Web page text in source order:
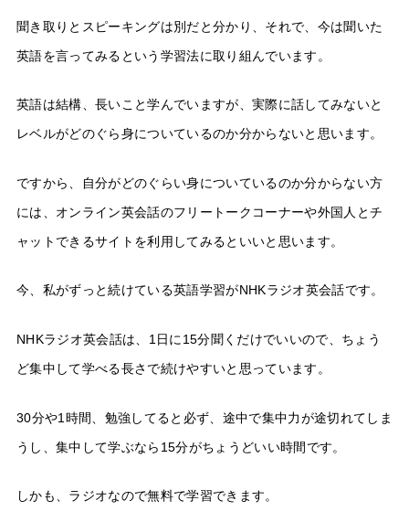
聞き取りとスピーキングは別だと分かり、それで、今は聞いた
英語を言ってみるという学習法に取り組んでいます。
英語は結構、長いこと学んでいますが、実際に話してみないと
レベルがどのぐら身についているのか分からないと思います。
ですから、自分がどのぐらい身についているのか分からない方
には、オンライン英会話のフリートークコーナーや外国人とチ
ャットできるサイトを利用してみるといいと思います。
今、私がずっと続けている英語学習がNHKラジオ英会話です。
NHKラジオ英会話は、1日に15分聞くだけでいいので、ちょう
ど集中して学べる長さで続けやすいと思っています。
30分や1時間、勉強してると必ず、途中で集中力が途切れてしま
うし、集中して学ぶなら15分がちょうどいい時間です。
しかも、ラジオなので無料で学習できます。